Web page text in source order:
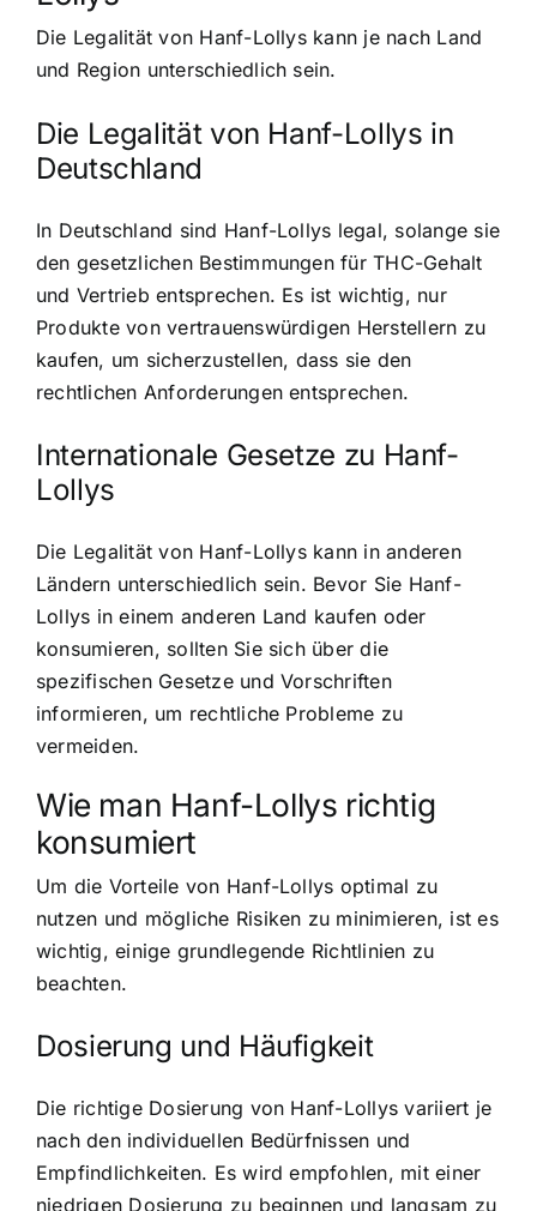
Die Legalität von Hanf-Lollys kann je nach Land
und Region unterschiedlich sein.
Die Legalität von Hanf-Lollys in
Deutschland
In Deutschland sind Hanf-Lollys legal, solange sie
den gesetzlichen Bestimmungen für THC-Gehalt
und Vertrieb entsprechen. Es ist wichtig, nur
Produkte von vertrauenswürdigen Herstellern zu
kaufen, um sicherzustellen, dass sie den
rechtlichen Anforderungen entsprechen.
Internationale Gesetze zu Hanf-
Lollys
Die Legalität von Hanf-Lollys kann in anderen
Ländern unterschiedlich sein. Bevor Sie Hanf-
Lollys in einem anderen Land kaufen oder
konsumieren, sollten Sie sich über die
spezifischen Gesetze und Vorschriften
informieren, um rechtliche Probleme zu
vermeiden.
Wie man Hanf-Lollys richtig
konsumiert
Um die Vorteile von Hanf-Lollys optimal zu
nutzen und mögliche Risiken zu minimieren, ist es
wichtig, einige grundlegende Richtlinien zu
beachten.
Dosierung und Häufigkeit
Die richtige Dosierung von Hanf-Lollys variiert je
nach den individuellen Bedürfnissen und
Empfindlichkeiten. Es wird empfohlen, mit einer
niedrigen Dosierung zu beginnen und langsam zu